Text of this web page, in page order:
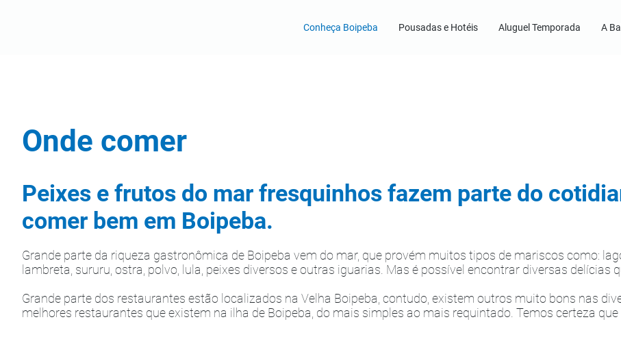
Conheça Boipeba Pousadas e Hotéis Aluguel Temporada A
Onde comer
Grande parte da riqueza gastronômica de Boipeba vem do mar, que provém muitos tipos de mariscos como:
lambreta, sururu, ostra, polvo, lula, peixes diversos e outras iguarias. Mas é possível encontrar diversas delícias
Grande parte dos restaurantes estão localizados na Velha Boipeba, contudo, existem outros muito bons nas
melhores restaurantes que existem na ilha de Boipeba, do mais simples ao mais requintado. Temos certeza
Peixes e frutos do mar fresquinhos fazem parte do
comer bem em Boipeba.